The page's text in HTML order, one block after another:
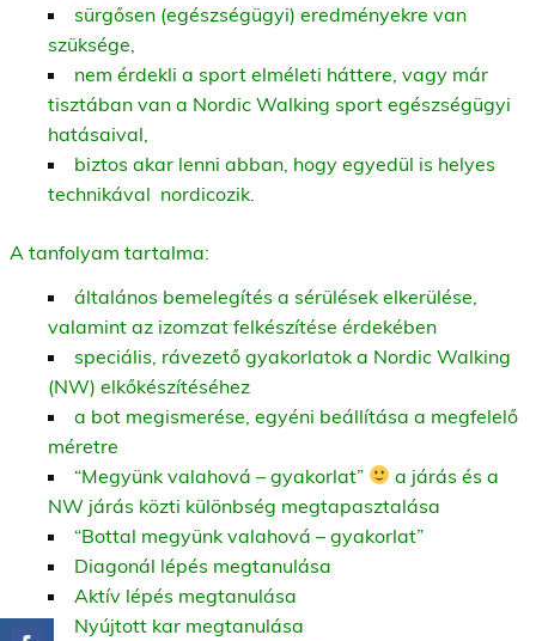
sürgősen (egészségügyi) eredményekre van
szüksége,
nem érdekli a sport elméleti háttere, vagy már
tisztában van a Nordic Walking sport egészségügyi
hatásaival,
biztos akar lenni abban, hogy egyedül is helyes
technikával nordicozik.
A tanfolyam tartalma:
általános bemelegítés a sérülések elkerülése,
valamint az izomzat felkészítése érdekében
speciális, rávezető gyakorlatok a Nordic Walking
(NW) elkőkészítéséhez
a bot megismerése, egyéni beállítása a megfelelő
méretre
“Megyünk valahová – gyakorlat”
a járás és a
NW járás közti különbség megtapasztalása
“Bottal megyünk valahová – gyakorlat”
Diagonál lépés megtanulása
Aktív lépés megtanulása
Nyújtott kar megtanulása